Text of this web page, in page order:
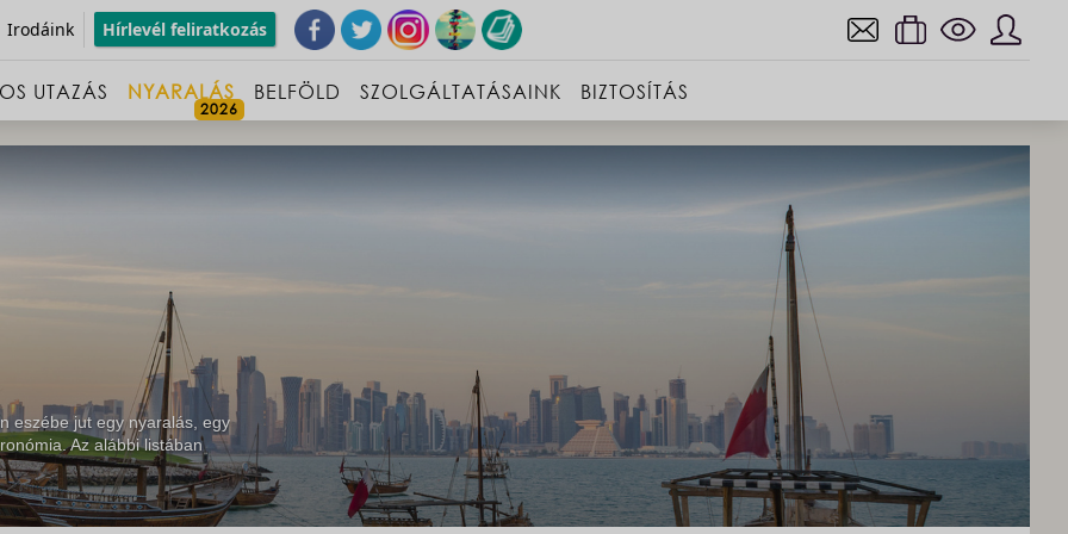
Irodáink Hírlevél feliratkozás
UTAZÁS NYARALÁS BELFÖLD SZOLGÁLTATÁSAINK BIZTOSÍTÁS
eszébe jut egy nyaralás, egy
Az alábbi listában